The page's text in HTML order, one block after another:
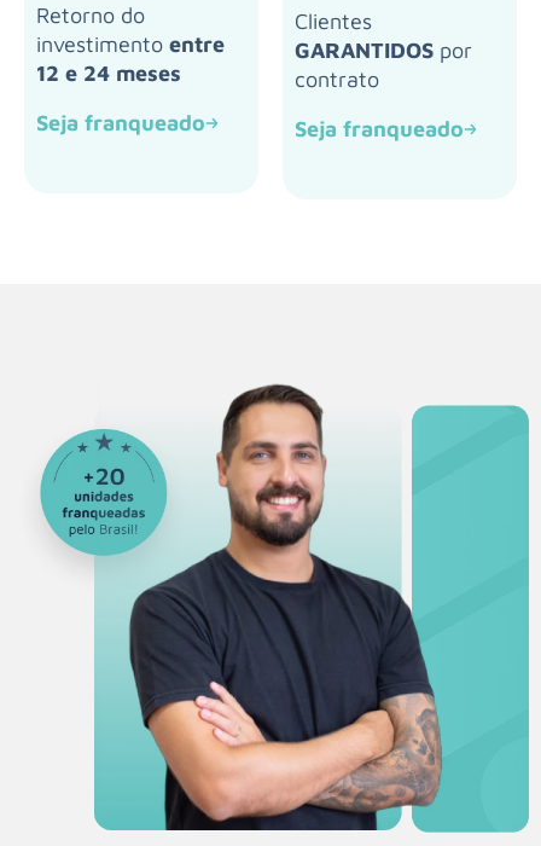
Retorno do
investimento entre
12 e 24 meses
Seja franqueado
Clientes
GARANTIDOS por
contrato
Seja franqueado